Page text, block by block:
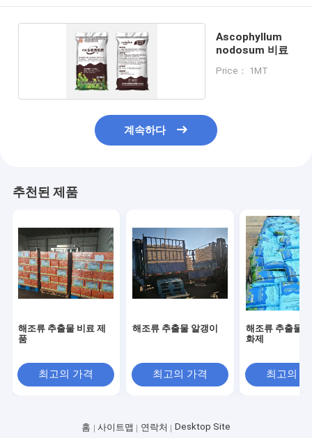
Ascophyllum
nodosum 비료
Price： 1MT
계속하다
추천된 제품
해조류 추출물 비료 제
품
최고의 가격
해조류 추출물 알갱이
최고의 가격
해조류 추출물
화제
최고의
홈 사이트맵 연락처
Desktop Site